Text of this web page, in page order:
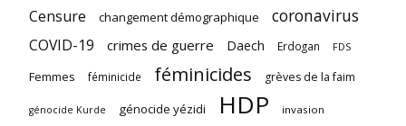
Censure changement démographique coronavirus
COVID-19 crimes de guerre Daech Erdogan FDS
Femmes féminicide féminicides grèves de la faim
génocide Kurde génocide yézidi HDP invasion